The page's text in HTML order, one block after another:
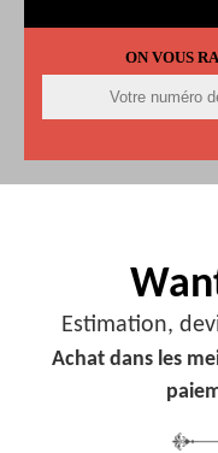
ON VOUS
Estimation,
Achat dans les